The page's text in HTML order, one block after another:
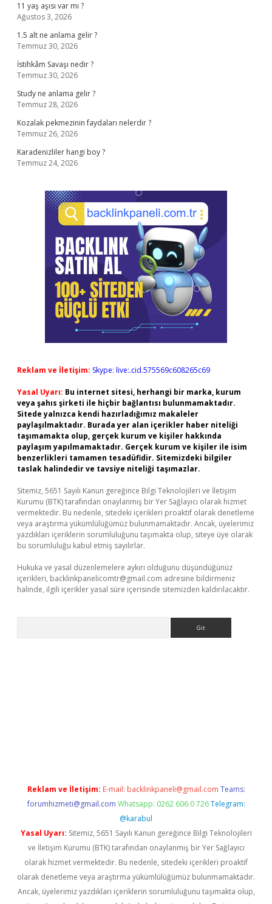
11 yaş aşısı var mı ?
Ağustos 3, 2026
1.5 alt ne anlama gelir ?
Temmuz 30, 2026
İstihkâm Savaşı nedir ?
Temmuz 30, 2026
Study ne anlama gelir ?
Temmuz 28, 2026
Kozalak pekmezinin faydaları nelerdir ?
Temmuz 26, 2026
Karadenizliler hangi boy ?
Temmuz 24, 2026
Reklam ve İletişim: Skype: live:.cid.575569c608265c69
Yasal Uyarı: Bu internet sitesi, herhangi bir marka, kurum
veya şahıs şirketi ile hiçbir bağlantısı bulunmamaktadır.
Sitede yalnızca kendi hazırladığımız makaleler
paylaşılmaktadır. Burada yer alan içerikler haber niteliği
taşımamakta olup, gerçek kurum ve kişiler hakkında
paylaşım yapılmamaktadır. Gerçek kurum ve kişiler ile isim
benzerlikleri tamamen tesadüfidir. Sitemizdeki bilgiler
taslak halindedir ve tavsiye niteliği taşımazlar.
Sitemiz, 5651 Sayılı Kanun gereğince Bilgi Teknolojileri ve İletişim
Kurumu (BTK) tarafından onaylanmış bir Yer Sağlayıcı olarak hizmet
vermektedir. Bu nedenle, sitedeki içerikleri proaktif olarak denetleme
veya araştırma yükümlülüğümüz bulunmamaktadır. Ancak, üyelerimiz
yazdıkları içeriklerin sorumluluğunu taşımakta olup, siteye üye olarak
bu sorumluluğu kabul etmiş sayılırlar.
Hukuka ve yasal düzenlemelere aykırı olduğunu düşündüğünüz
içerikleri, backlinkpanelicomtr@gmail.com adresine bildirmeniz
halinde, ilgili içerikler yasal süre içerisinde sitemizden kaldırılacaktır.
Reklam ve İletişim: E-mail: backlinkpaneli@gmail.com Teams:
forumhizmeti@gmail.com Whatsapp: 0262 606 0 726 Telegram:
@karabul
Yasal Uyarı: Sitemiz, 5651 Sayılı Kanun gereğince Bilgi Teknolojileri
ve İletişim Kurumu (BTK) tarafından onaylanmış bir Yer Sağlayıcı
olarak hizmet vermektedir. Bu nedenle, sitedeki içerikleri proaktif
olarak denetleme veya araştırma yükümlülüğümüz bulunmamaktadır.
Ancak, üyelerimiz yazdıkları içeriklerin sorumluluğunu taşımakta olup,